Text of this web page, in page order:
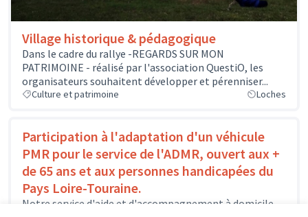
Village historique & pédagogique
Dans le cadre du rallye -REGARDS SUR MON
PATRIMOINE - réalisé par l'association QuestiO, les
organisateurs souhaitent développer et pérenniser...
Culture et patrimoine Loches
Participation à l'adaptation d'un véhicule
PMR pour le service de l'ADMR, ouvert aux +
de 65 ans et aux personnes handicapées du
Pays Loire-Touraine.
Notre service d'aide et d'accompagnement à domicile